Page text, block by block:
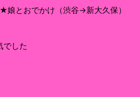
娘とおでかけ（渋谷→新大久保）
でした